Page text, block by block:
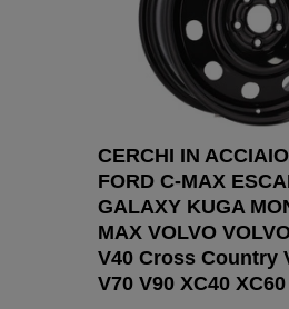
CERCHI IN
FORD C-MAX
GALAXY KUGA
MAX VOLVO
V40 Cross Country
V70 V90 XC40